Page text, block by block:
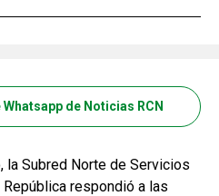
de Noticias RCN
la Subred Norte de Servicios
respondió a las